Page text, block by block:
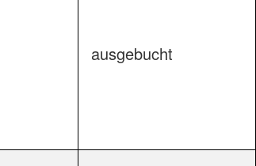
ausgebucht